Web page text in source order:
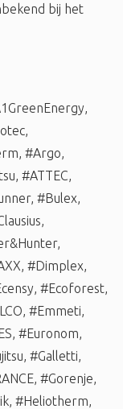
bij het
,
,
, #Argo,
, #ATTEC,
, #Bulex,
,
,
, #Dimplex,
, #Ecoforest,
, #Emmeti,
, #Euronom,
, #Galletti,
, #Gorenje,
, #Heliotherm,